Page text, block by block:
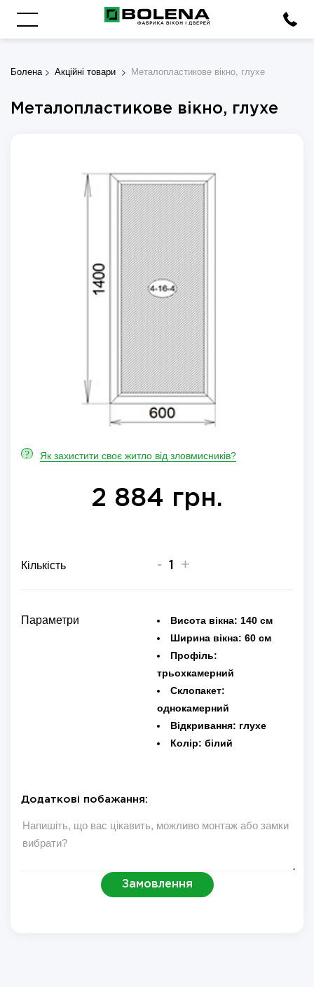
Болена Акційні товари Металопластикове вікно, глухе
Металопластикове вікно, глухе
? Як захистити своє житло від зловмисників?
2 884 грн.
Кількість - +
Параметри Висота вікна: 140 см
Ширина вікна: 60 см
Профіль:
трьохкамерний
Склопакет:
однокамерний
Відкривання: глухе
Колір: білий
Додаткові побажання:
Замовлення